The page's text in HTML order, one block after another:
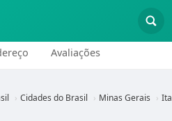
Avaliações
Cidades do Brasil Minas Gerais